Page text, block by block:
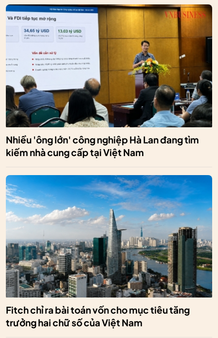
Nhiều 'ông lớn' công nghiệp Hà Lan đang tìm
kiếm nhà cung cấp tại Việt Nam
Fitch chỉ ra bài toán vốn cho mục tiêu tăng
trưởng hai chữ số của Việt Nam